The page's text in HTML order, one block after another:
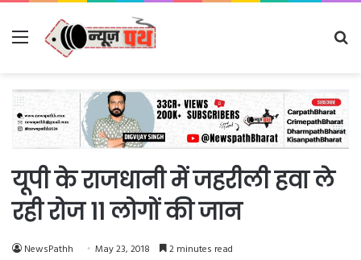
Menu
यूपी के राजधानी में जहरीली हवा ले
रही रोज 11 लोगों की जान
NewsPathh May 23, 2018 2 minutes read